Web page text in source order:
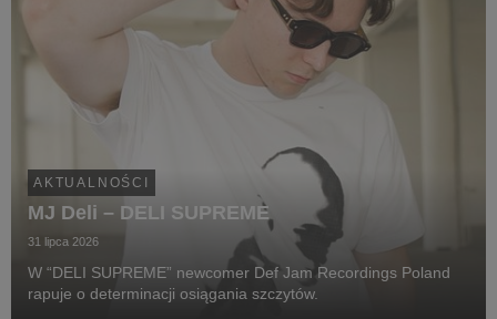
AKTUALNOŚCI
MJ Deli – DELI SUPREME
31 lipca 2026
W “DELI SUPREME” newcomer Def Jam Recordings Poland
rapuje o determinacji osiągania szczytów.